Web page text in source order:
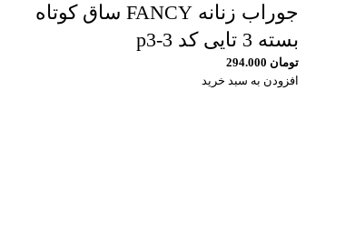
جوراب زنانه FANCY ساق کوتاه
بسته 3 تایی کد p3-3
تومان
افزودن به سبد خرید